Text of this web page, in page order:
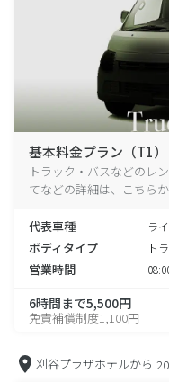
基本料金プラン（T1）
トラック・バスなどのレ
てなどの詳細は、こちら
代表車種 ラ
ボディタイプ ト
営業時間
6時間まで5,500円
免責補償制度1,100円
刈谷プラザホテルから